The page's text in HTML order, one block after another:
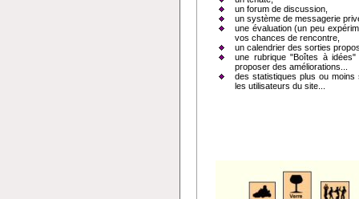
un forum de discussion,
un système de messagerie
une évaluation (un peu
vos chances de rencontre,
un calendrier des sorties
une rubrique "Boîtes à idées"
proposer des améliorations...
des statistiques plus ou moins
les utilisateurs du site...